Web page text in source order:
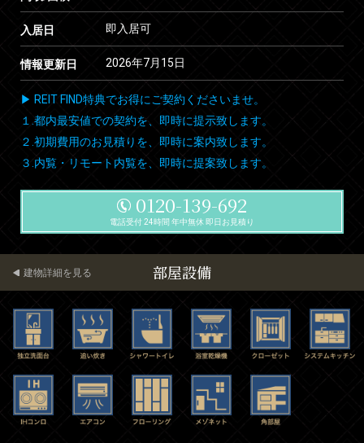
入居日 即入居可
情報更新日 2026年7月15日
▶ REIT FIND特典でお得にご契約くださいませ。
１.都内最安値での契約を、即時に提示致します。
２.初期費用のお見積りを、即時に案内致します。
３.内覧・リモート内覧を、即時に提案致します。
0120-139-692
電話受付 24時間 年中無休 即日お見積り
部屋設備
建物詳細を見る